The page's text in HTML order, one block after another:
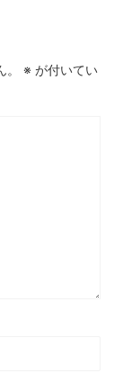
※ が付いてい